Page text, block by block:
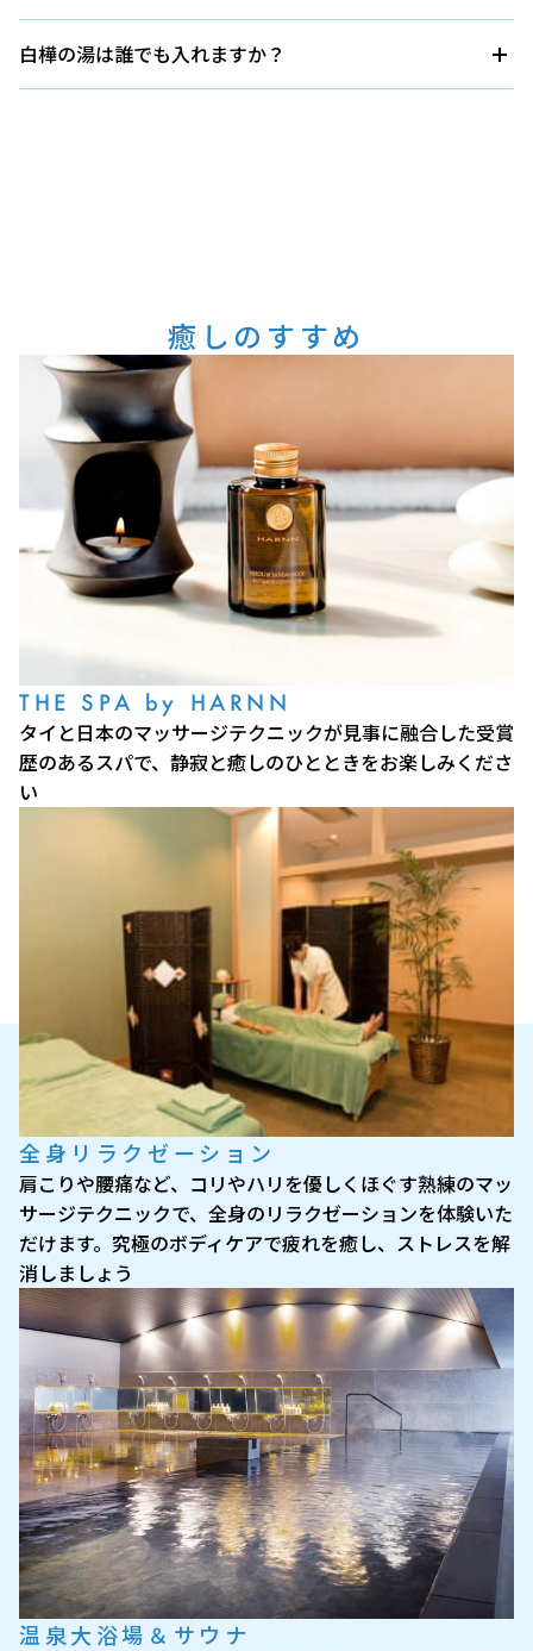
ご予約は不要です。
白樺の湯は誰でも入れますか？
発熱、活動性の結核、進行した悪性腫瘍、高度の貧血、重
癒しのすすめ
THE SPA by HARNN
タイと日本のマッサージテクニックが見事に融合した受賞
歴のあるスパで、静寂と癒しのひとときをお楽しみくださ
い
全身リラクゼーション
肩こりや腰痛など、コリやハリを優しくほぐす熟練のマッ
サージテクニックで、全身のリラクゼーションを体験いた
だけます。究極のボディケアで疲れを癒し、ストレスを解
消しましょう
温泉大浴場＆サウナ